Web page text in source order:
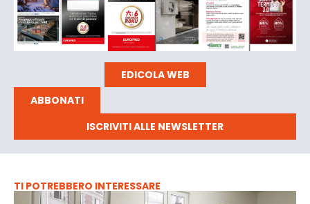
EDICOLA WEB
ABBONATI
ISCRIVITI ALLE NEWSLETTER
TI POTREBBERO INTERESSARE